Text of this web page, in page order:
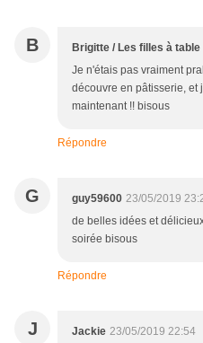
B Brigitte / Les filles à table
Je n'étais pas vraiment
découvre en pâtisserie, et
maintenant !! bisous
Répondre
G guy59600 23/05/2019
de belles idées et
soirée bisous
Répondre
J Jackie 23/05/2019 22:54